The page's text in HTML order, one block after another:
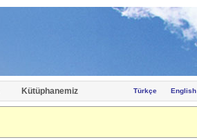
Kütüphanemiz Türkçe English